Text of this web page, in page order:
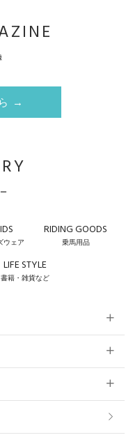
→
ウェア
RIDING GOODS
乗馬用品
LIFE STYLE
書籍・雑貨など